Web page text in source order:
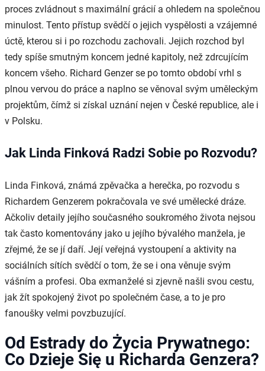
proces zvládnout s maximální grácií a ohledem na společnou
minulost. Tento přístup svědčí o jejich vyspělosti a vzájemné
úctě, kterou si i po rozchodu zachovali. Jejich rozchod byl
tedy spíše smutným koncem jedné kapitoly, než zdrcujícím
koncem všeho. Richard Genzer se po tomto období vrhl s
plnou vervou do práce a naplno se věnoval svým uměleckým
projektům, čímž si získal uznání nejen v České republice, ale i
v Polsku.
Jak Linda Finková Radzi Sobie po Rozvodu?
Linda Finková, známá zpěvačka a herečka, po rozvodu s
Richardem Genzerem pokračovala ve své umělecké dráze.
Ačkoliv detaily jejího současného soukromého života nejsou
tak často komentovány jako u jejího bývalého manžela, je
zřejmé, že se jí daří. Její veřejná vystoupení a aktivity na
sociálních sítích svědčí o tom, že se i ona věnuje svým
vášním a profesi. Oba exmanželé si zjevně našli svou cestu,
jak žít spokojený život po společném čase, a to je pro
fanoušky velmi povzbuzující.
Od Estrady do Życia Prywatnego:
Co Dzieje Się u Richarda Genzera?